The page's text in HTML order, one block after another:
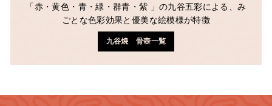
「赤・黄色・青・緑・群青・紫 」の九谷五彩による、み
ごとな色彩効果と優美な絵模様が特徴
九谷焼 骨壺一覧